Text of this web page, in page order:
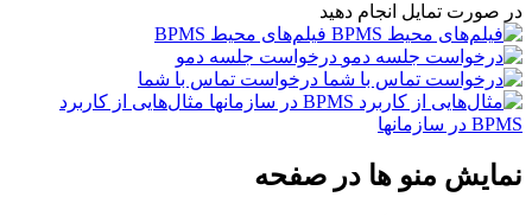
در صورت تمایل انجام دهید
فیلم‌های محیط BPMS
درخواست جلسه دمو
درخواست تماس با شما
مثال‌هایی از کاربرد
BPMS در سازمانها
نمایش منو ها در صفحه